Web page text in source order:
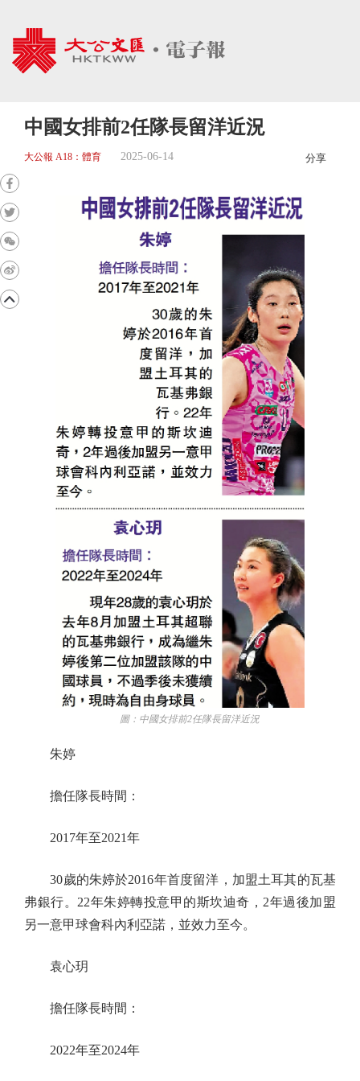
中國女排前2任隊長留洋近況
大公報 A18：體育 2025-06-14 分享
圖：中國女排前2任隊長留洋近況
朱婷
擔任隊長時間：
2017年至2021年
30歲的朱婷於2016年首度留洋，加盟土耳其的瓦基
弗銀行。22年朱婷轉投意甲的斯坎迪奇，2年過後加盟
另一意甲球會科內利亞諾，並效力至今。
袁心玥
擔任隊長時間：
2022年至2024年